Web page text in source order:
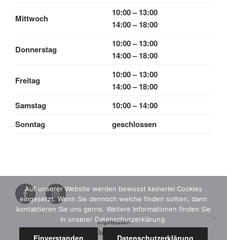
Mittwoch
10:00 – 13:00
14:00 – 18:00
Donnerstag
10:00 – 13:00
14:00 – 18:00
Freitag
10:00 – 13:00
14:00 – 18:00
Samstag
10:00 – 14:00
Sonntag
geschlossen
Facebook
Instagram
Impressum
Datenschutz
Auf unserer Website werden bewusst keinerlei Cookies
eingesetzt. Wenn Sie dennoch welche finden sollten, dann
kontaktieren Sie uns gerne. Weitere Informationen finden Sie
in unserer Datenschutzerklärung.
Einverstanden Datenschutzerklärung